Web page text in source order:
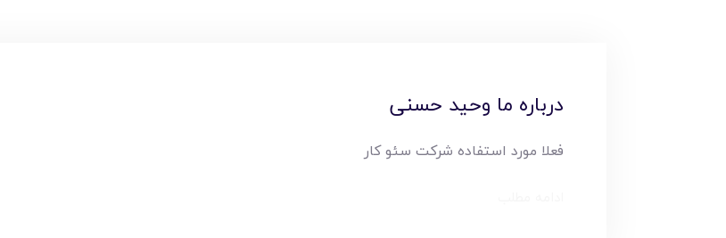
درباره ما وحید حسنی
فعلا مورد استفاده شرکت سئو کار